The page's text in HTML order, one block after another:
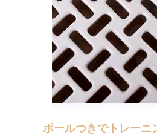
ポールつきでトレーニ